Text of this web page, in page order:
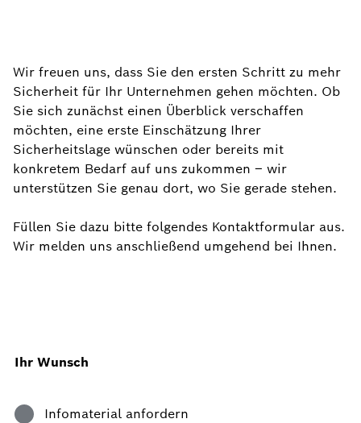
Wir freuen uns, dass Sie den ersten Schritt zu mehr
Sicherheit für Ihr Unternehmen gehen möchten. Ob
Sie sich zunächst einen Überblick verschaffen
möchten, eine erste Einschätzung Ihrer
Sicherheitslage wünschen oder bereits mit
konkretem Bedarf auf uns zukommen – wir
unterstützen Sie genau dort, wo Sie gerade stehen.
Füllen Sie dazu bitte folgendes Kontaktformular aus.
Wir melden uns anschließend umgehend bei Ihnen.
Ihr Wunsch
Infomaterial anfordern